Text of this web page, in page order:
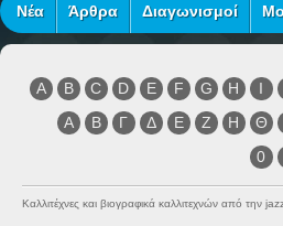
Νέα Άρθρα Διαγωνισμοί
A B C D E F G H I
Α
Β Γ Δ Ε Ζ Η Θ
0
Καλλιτέχνες και βιογραφικά καλλιτεχνών από την